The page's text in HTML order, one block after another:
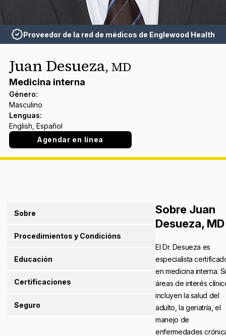
Proveedor de la red de médicos de Englewood Health
Juan Desueza, MD
Medicina interna
Género:
Masculino
Lenguas:
English, Español
Agendar en línea
Sobre
Procedimientos y Condicións
Educación
Certificaciones
Seguro
Sobre Juan
Desueza, MD
El Dr. Desueza es
especialista
en medicina interna.
áreas de interés
incluyen la salud del
adulto, la geriatría, el
manejo de
enfermedades